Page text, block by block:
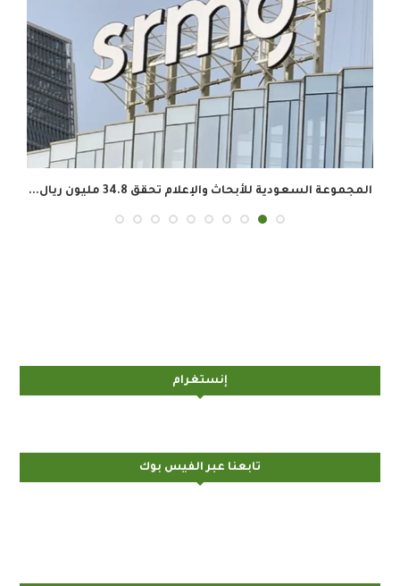
المجموعة السعودية للأبحاث والإعلام تحقق 34.8 مليون ريال...
إنستغرام
تابعنا عبر الفيس بوك